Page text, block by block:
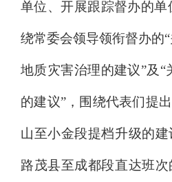
单位、开展跟踪督办的单
绕常委会领导领衔督办的
地质灾害治理的建议”及“
的建议”，围绕代表们提
山至小金段提档升级的
路茂县至成都段直达班